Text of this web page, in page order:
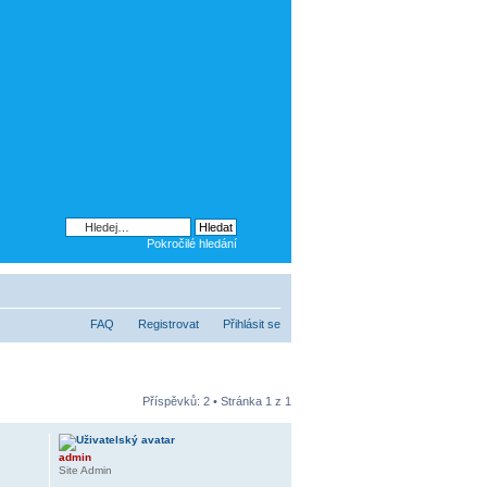
Pokročilé hledání
FAQ Registrovat Přihlásit se
Příspěvků: 2 • Stránka 1 z 1
admin
Site Admin